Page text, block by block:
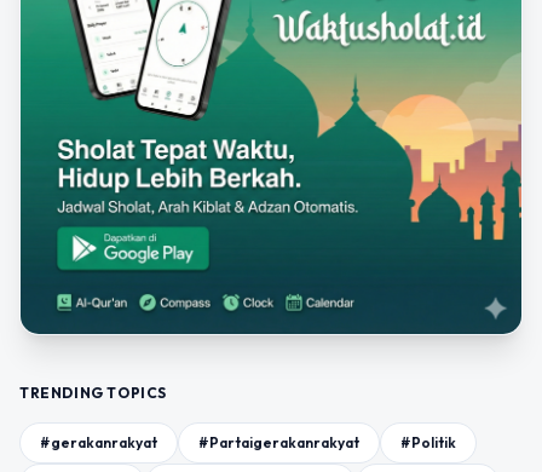
TRENDING TOPICS
#gerakanrakyat #Partaigerakanrakyat #Politik